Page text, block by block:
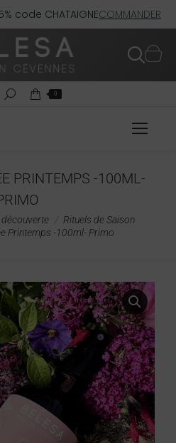
code CHATAIGNECOMMANDER
0
PRINTEMPS -100ML-
Rituels de Saison
Printemps -100ml- Primo